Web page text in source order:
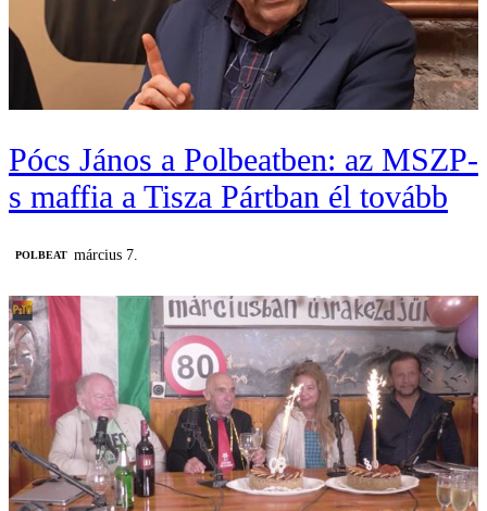
Pócs János a Polbeatben: az MSZP-
s maffia a Tisza Pártban él tovább
‎POLBEAT március 7.